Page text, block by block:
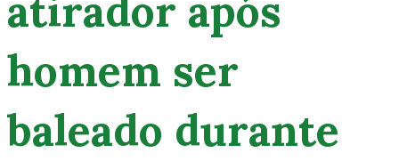
atirador após
homem ser
baleado durante